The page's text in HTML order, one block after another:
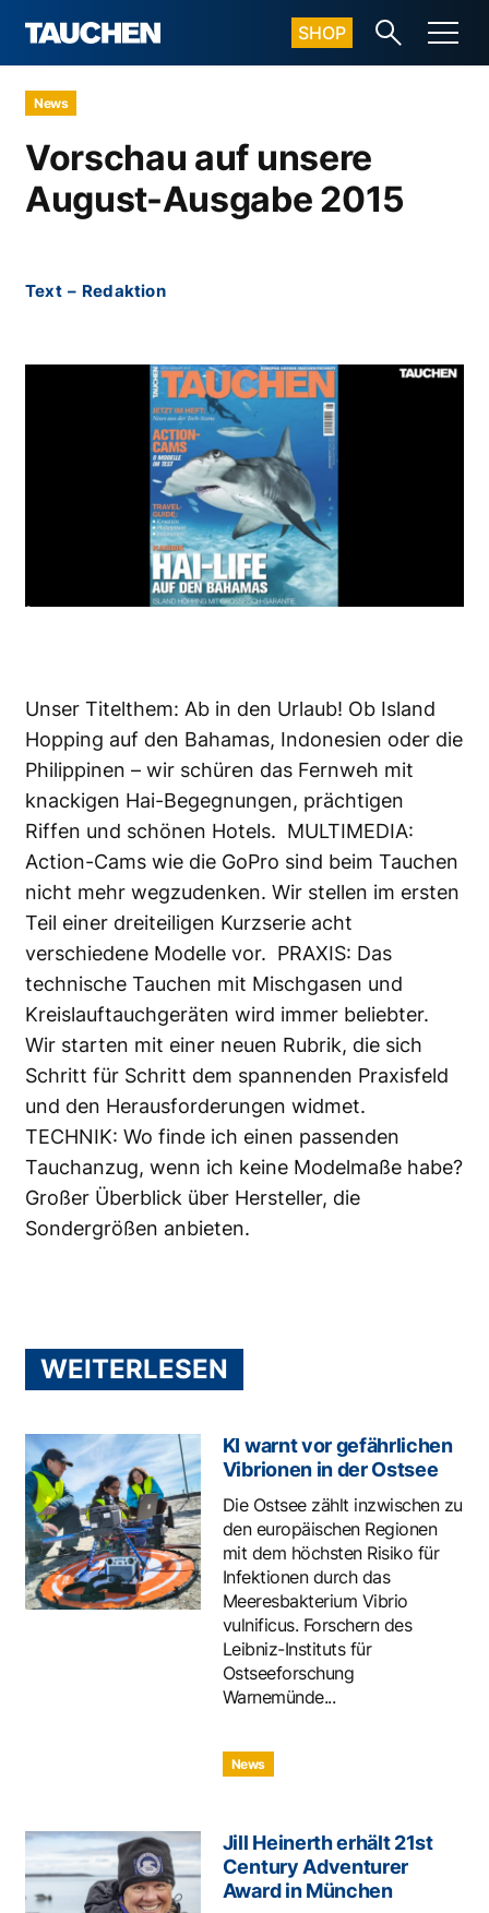
SHOP
News
Vorschau auf unsere
August-Ausgabe 2015
Text – Redaktion
Unser Titelthem: Ab in den Urlaub! Ob Island
Hopping auf den Bahamas, Indonesien oder die
Philippinen – wir schüren das Fernweh mit
knackigen Hai-Begegnungen, prächtigen
Riffen und schönen Hotels. MULTIMEDIA:
Action-Cams wie die GoPro sind beim Tauchen
nicht mehr wegzudenken. Wir stellen im ersten
Teil einer dreiteiligen Kurzserie acht
verschiedene Modelle vor. PRAXIS: Das
technische Tauchen mit Mischgasen und
Kreislauftauchgeräten wird immer beliebter.
Wir starten mit einer neuen Rubrik, die sich
Schritt für Schritt dem spannenden Praxisfeld
und den Herausforderungen widmet.
TECHNIK: Wo finde ich einen passenden
Tauchanzug, wenn ich keine Modelmaße habe?
Großer Überblick über Hersteller, die
Sondergrößen anbieten.
WEITERLESEN
KI warnt vor gefährlichen
Vibrionen in der Ostsee
Die Ostsee zählt inzwischen zu
den europäischen Regionen
mit dem höchsten Risiko für
Infektionen durch das
Meeresbakterium Vibrio
vulnificus. Forschern des
Leibniz-Instituts für
Ostseeforschung
Warnemünde...
News
Jill Heinerth erhält 21st
Century Adventurer
Award in München